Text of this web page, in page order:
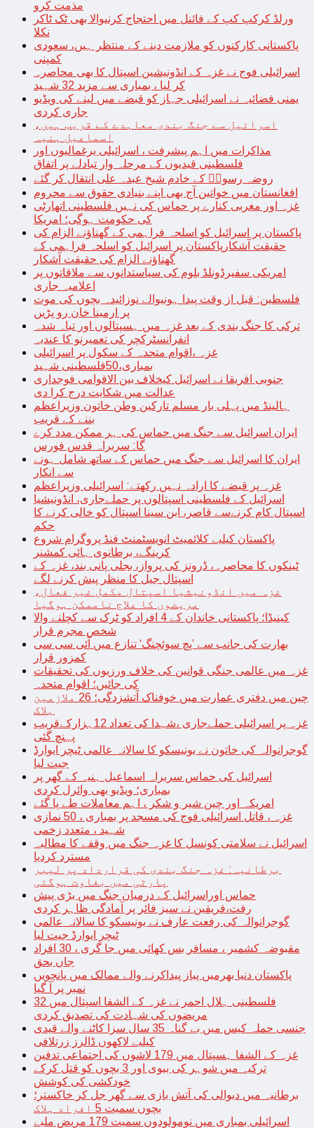
مذمت کرو
ورلڈ کرکپ کپ کے فائنل میں احتجاج کرنیوالا بھی ٹک ٹاکر
نکلا
پاکستانی کارکنوں کو ملازمت دینے کے منتظر ہیں، سعودی
کمپنی
اسرائیلی فوج نے غزہ کے انڈونیشین اسپتال کا بھی محاصرہ
کر لیا ، بمباری سے مزید 32 شہید
یمنی فضائیہ نے اسرائیلی جہاز کو قبضے میں لینے کی ویڈیو
جاری کردی
اسرائیل سے جنگ بندی معاہدے کے قریب ہیں،
اسماعیل ہنیہ
مذاکرات میں اہم پیشرفت ، اسرائیلی یرغمالیوں اور
فلسطینی قیدیوں کے مرحلہ وار تبادلے پر اتفاق
روضہ رسولؐ کے خادم شیخ عبدہ علی انتقال کر گئے
افغانستان میں خواتین آج بھی اپنے بنیادی حقوق سے محروم
غزہ اور مغربی کنارے پر حماس کی نہیں فلسطینی اتھارٹی
کی حکومت ہوگی؛ امریکا
پاکستان پر اسرائیل کو اسلحہ فراہمی کے گھناؤنے الزام کی
حقیقت آشکارپاکستان پر اسرائیل کو اسلحہ فراہمی کے
گھناؤنے الزام کی حقیقت آشکار
امریکی سفیرڈونلڈ بلوم کی سیاستدانوں سے ملاقاتوں پر
اعلامیہ جاری
فلسطین: قبل از وقت پیدا ہونیوالے نوزائیدہ بچوں کی موت
پر ارمینا خان رو پڑیں
ترکی کا جنگ بندی کے بعد غزہ میں ہسپتالوں اور تباہ شدہ
انفرانسٹرکچر کی تعمیرنو کا عندیہ
غزہ ،اقوام متحدہ کے سکول پر اسرائیلی
بمباری،50فلسطینی شہید
جنوبی افریقا نے اسرائیل کیخلاف بین الاقوامی فوجداری
عدالت میں شکایت درج کرا دی
ہالینڈ میں پہلی بار مسلم تارکین وطن خاتون وزیراعظم
بننے کے قریب
ایران اسرائیل سے جنگ میں حماس کی ہر ممکن مدد کرے
گا: سربراہ قدس فورس
ایران کا اسرائیل سے جنگ میں حماس کے ساتھ شامل ہونے
سے انکار
غزہ پر قبضے کا ارادہ نہیں رکھتے: اسرائیلی وزیراعظم
اسرائیل کے فلسطینی اسپتالوں پر حملےجاری، انڈونیشیا
اسپتال کام کرنےسے قاصر، ابن سینا اسپتال کو خالی کرنے کا
حکم
پاکستان کیلیے کلائمیٹ انویسٹمنٹ فنڈ پروگرام شروع
کرینگے، برطانوی ہائی کمشنر
ٹینکوں کا محاصرہ، ڈرونز کی پرواز، بجلی پانی بند، غزہ کے
اسپتال جیل کا منظر پیش کرنے لگے
غزہ میں انڈونیشیا اسپتال مکمل غیر فعال،
مریضوں کا علاج ناممکن ہوگیا
کینیڈا؛ پاکستانی خاندان کے 4 افراد کو ٹرک سے کچلنے والا
شخص مجرم قرار
بھارت کی جانب سے ’پچ سوئچنگ‘ تنازع میں آئی سی سی
کمزور قرار
غزہ میں عالمی جنگی قوانین کی خلاف ورزیوں کی تحقیقات
کی جائیں؛ اقوام متحدہ
چین میں دفتری عمارت میں خوفناک آتشزدگی؛ 26 ملازمین
ہلاک
غزہ پر اسرائیلی حملےجاری ،شہدا کی تعداد 12ہزارکےقریب
پہنچ گئی
گوجرانوالہ کی خاتون نے یونیسکو کا سالانہ عالمی ٹیچر ایوارڈ
جیت لیا
اسرائیل کی حماس سربراہ اسماعیل ہنیہ کے گھر پر
بمباری؛ ویڈیو بھی وائرل کردی
امریکہ اور چین شیر و شکر ، اہم معاملات طے پا گئے
غزہ ، قاتل اسرائیلی فوج کی مسجد پر بمباری ، 50 نمازی
شہید ، متعدد زخمی
اسرائیل نے سلامتی کونسل کا غزہ جنگ میں وقفے کا مطالبہ
مسترد کردیا
برطانیہ: غزہ جنگ بندی کی قرارداد پر لیبر
پارٹی میں بغاوت ہوگئی
حماس اوراسرائیل کے درمیان جنگ میں بڑی پیش
رفت،فریقین نے سیز فائر پر آمادگی ظاہر کردی
گوجرانوالہ کی رفعت عارف نے یونیسکو کا سالانہ عالمی
ٹیچر ایوارڈ جیت لیا
مقبوضہ کشمیر ، مسافر بس کھائی میں جا گری ، 30 افراد
جاں بحق
پاکستان دنیا بھرمیں پیاز پیداکرنے والے ممالک میں پانچویں
نمبر پر آ گیا
فلسطینی ہلال احمر نے غزہ کے الشفا اسپتال میں 32
مریضوں کی شہادت کی تصدیق کردی
جنسی حملہ کیس میں بے گناہ 35 سال سزا کاٹنے والے قیدی
کیلیے لاکھوں ڈالرز زرتلافی
غزہ کے الشفا ہسپتال میں 179 لاشوں کی اجتماعی تدفین
ترکیہ میں شوہر کی بیوی اور 3 بچوں کو قتل کرکے
خودکشی کی کوشش
برطانیہ میں دیوالی کی آتش بازی سے گھر جل کر خاکستر؛
بچوں سمیت 5 افراد ہلاک
اسرائیلی بمباری میں نومولودوں سمیت 179 مریض ملبے